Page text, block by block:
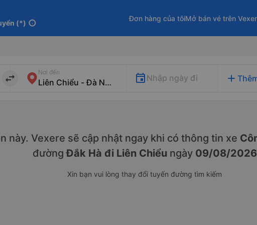
(*) info
Đơn hàng của tôiMở bán vé trên
import_export
Nơi đến
Nhập ngày đi add
này. Vexere sẽ cập nhật ngay khi có thông tin xe
đườngĐắk Hà đi Liên Chiểu ngày 09/08/2026
Xin bạn vui lòng thay đổi tuyến đường tìm kiếm